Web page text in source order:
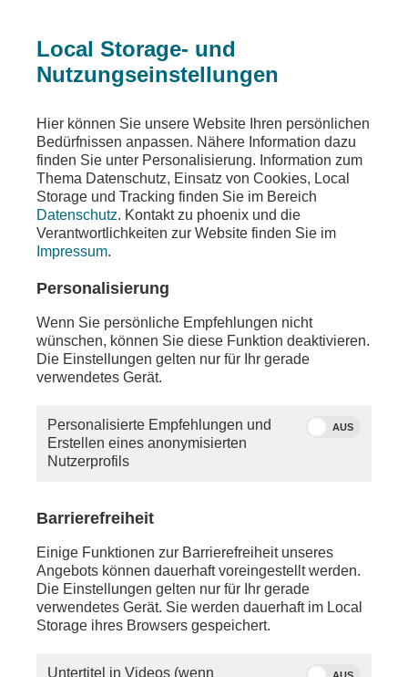
DIE LINKE
Parteipressekonferenz mit Ines Schwerdtner
Die Bundesvorsitzende der Linkspartei, Ines
2026, in einer Parteipressekonferenz zu aktuellen
Quelle: ddp/Steffens
Local Storage- und
Nutzungseinstellungen
Hier können Sie unsere Website Ihren persönlichen
Bedürfnissen anpassen. Nähere Information dazu
finden Sie unter Personalisierung. Information zum
Thema Datenschutz, Einsatz von Cookies, Local
Storage und Tracking finden Sie im Bereich
Datenschutz. Kontakt zu phoenix und die
Verantwortlichkeiten zur Website finden Sie im
Impressum.
Personalisierung
Wenn Sie persönliche Empfehlungen nicht
wünschen, können Sie diese Funktion deaktivieren.
Die Einstellungen gelten nur für Ihr gerade
verwendetes Gerät.
Personalisierte Empfehlungen und
Erstellen eines anonymisierten
Nutzerprofils
AUS
Barrierefreiheit
Einige Funktionen zur Barrierefreiheit unseres
Angebots können dauerhaft voreingestellt werden.
Die Einstellungen gelten nur für Ihr gerade
verwendetes Gerät. Sie werden dauerhaft im Local
Storage ihres Browsers gespeichert.
Untertitel in Videos (wenn